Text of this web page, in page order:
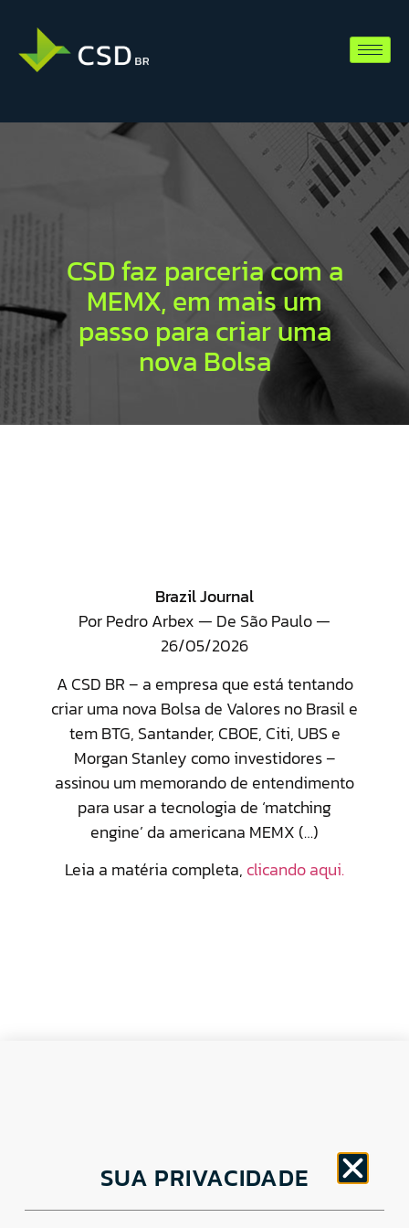
CSD faz parceria com a
MEMX, em mais um
passo para criar uma
nova Bolsa
Brazil Journal
Por Pedro Arbex — De São Paulo —
26/05/2026
A CSD BR – a empresa que está tentando
criar uma nova Bolsa de Valores no Brasil e
tem BTG, Santander, CBOE, Citi, UBS e
Morgan Stanley como investidores –
assinou um memorando de entendimento
para usar a tecnologia de ‘matching
engine’ da americana MEMX (…)
Leia a matéria completa, clicando aqui.
Av. Brigadeiro Faria Lima, 1779 – 5oAndar Jardim
Paulistano, São Paulo/ SP – CEP: 01452-914
SUA PRIVACIDADE